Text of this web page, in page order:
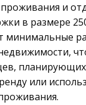
и
в размере
минимальные
или